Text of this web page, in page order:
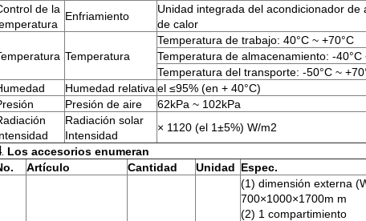
de la
Enfriamiento
Unidad integrada del acondicionador de
de calor
Temperatura
Temperatura de trabajo: 40°C ~ +70°C
Temperatura de almacenamiento: -40°C
Temperatura del transporte: -50°C ~
Humedad relativa el ≤95% (en + 40°C)
Presión de aire
62kPa ~ 102kPa
Radiación solar
Intensidad
× 1120 (el 1±5%) W/m2
Los accesorios enumeran
Artículo Cantidad Unidad Espec.
(1) dimensión externa
700×1000×1700m m
(2) 1 compartimiento